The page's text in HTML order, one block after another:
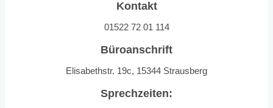
Kontakt
01522 72 01 114
Büroanschrift
Elisabethstr. 19c, 15344 Strausberg
Sprechzeiten: